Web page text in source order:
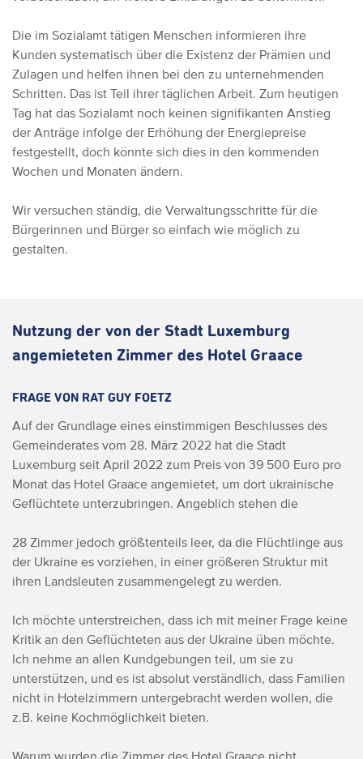
Die im Sozialamt tätigen Menschen informieren ihre
Kunden systematisch über die Existenz der Prämien und
Zulagen und helfen ihnen bei den zu unternehmenden
Schritten. Das ist Teil ihrer täglichen Arbeit. Zum heutigen
Tag hat das Sozialamt noch keinen signifikanten Anstieg
der Anträge infolge der Erhöhung der Energiepreise
festgestellt, doch könnte sich dies in den kommenden
Wochen und Monaten ändern.
Wir versuchen ständig, die Verwaltungsschritte für die
Bürgerinnen und Bürger so einfach wie möglich zu
gestalten.
Nutzung der von der Stadt Luxemburg
angemieteten Zimmer des Hotel Graace
FRAGE VON RAT GUY FOETZ
Auf der Grundlage eines einstimmigen Beschlusses des
Gemeinderates vom 28. März 2022 hat die Stadt
Luxemburg seit April 2022 zum Preis von 39 500 Euro pro
Monat das Hotel Graace angemietet, um dort ukrainische
Geflüchtete unterzubringen. Angeblich stehen die
28 Zimmer jedoch größtenteils leer, da die Flüchtlinge aus
der Ukraine es vorziehen, in einer größeren Struktur mit
ihren Landsleuten zusammengelegt zu werden.
Ich möchte unterstreichen, dass ich mit meiner Frage keine
Kritik an den Geflüchteten aus der Ukraine üben möchte.
Ich nehme an allen Kundgebungen teil, um sie zu
unterstützen, und es ist absolut verständlich, dass Familien
nicht in Hotelzimmern untergebracht werden wollen, die
z.B. keine Kochmöglichkeit bieten.
Warum wurden die Zimmer des Hotel Graace nicht